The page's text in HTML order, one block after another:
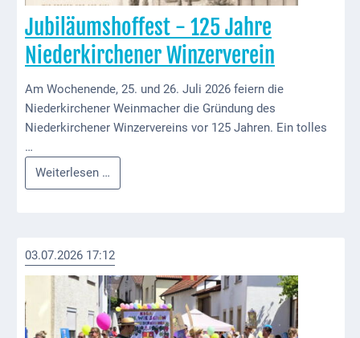
VG
Musikschule
und VHS
Wein &
Genuss
Fest um
Wein- &
Destillerien
Jubiläumshoffest - 125 Jahre
Niederkirchener Winzerverein
Am Wochenende, 25. und 26. Juli 2026 feiern die
Niederkirchener Weinmacher die Gründung des
Niederkirchener Winzervereins vor 125 Jahren. Ein tolles
…
Weiterlesen …
-
Niederkirchener
Winzerverein
03.07.2026 17:12